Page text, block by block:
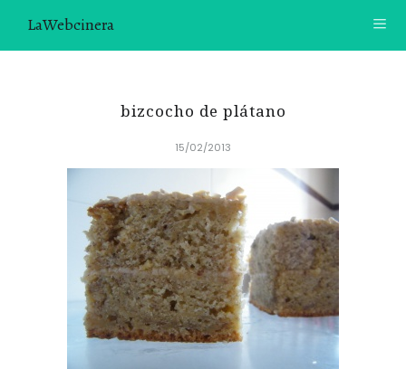
LaWebcinera
CONTACTO
¿TE GUSTARÍA UNIRTE A NUESTRA AVENTURA GASTRON
ÚNETE A LA NEWSLETTER
RECOMENDACIONES
bizcocho de plátano
15/02/2013